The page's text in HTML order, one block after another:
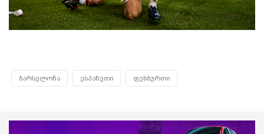
ბარსელონა ესპანეთი ფეხბურთი